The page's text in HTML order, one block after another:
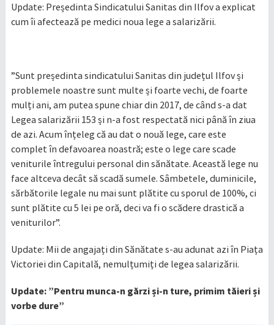
Update: Președinta Sindicatului Sanitas din Ilfov a explicat
cum îi afectează pe medici noua lege a salarizării.
”Sunt președinta sindicatului Sanitas din județul Ilfov și
problemele noastre sunt multe și foarte vechi, de foarte
mulți ani, am putea spune chiar din 2017, de când s-a dat
Legea salarizării 153 și n-a fost respectată nici până în ziua
de azi. Acum înțeleg că au dat o nouă lege, care este
complet în defavoarea noastră; este o lege care scade
veniturile întregului personal din sănătate. Această lege nu
face altceva decât să scadă sumele. Sâmbetele, duminicile,
sărbătorile legale nu mai sunt plătite cu sporul de 100%, ci
sunt plătite cu 5 lei pe oră, deci va fi o scădere drastică a
veniturilor”.
Update: Mii de angajați din Sănătate s-au adunat azi în Piața
Victoriei din Capitală, nemulțumiți de legea salarizării.
Update: ”Pentru munca-n gărzi și-n ture, primim tăieri și
vorbe dure”